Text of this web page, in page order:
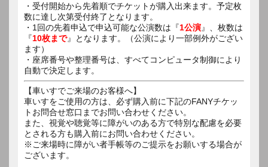
・受付開始から先着順でチケットが購入出来ます。予定枚
数に達し次第受付終了となります。
・1回の先着申込で申込可能な公演数は『1公演』、枚数は
『10枚まで』となります。（公演により一部例外がござい
ます）
・座席番号や整理番号は、すべてコンピュータ制御により
自動で決定します。
【車いすでご来場のお客様へ】
車いすをご使用の方は、必ず購入前に下記のFANYチケッ
トお問合せ窓口までお問い合わせください。
また、視覚や聴覚等に障がいのある方で特別な配慮を必要
とされる方も購入前にお問い合わせください。
※ご来場時に障がい者手帳等のご提示をお願いする場合が
ございます。